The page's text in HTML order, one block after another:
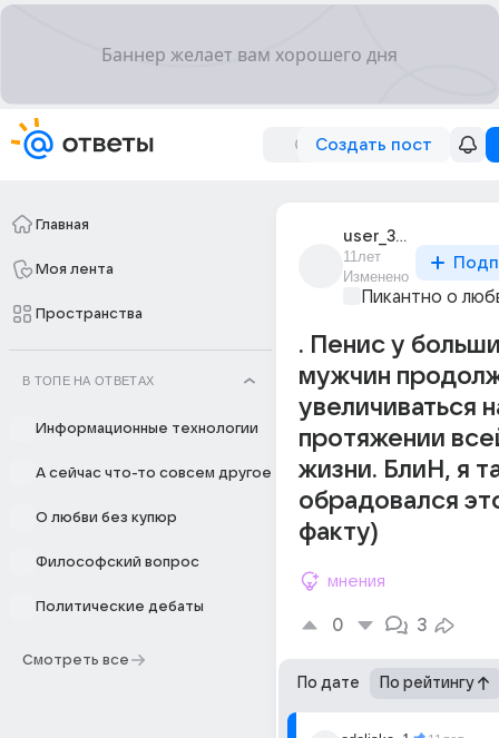
Создать пост
Главная
Моя лента
Пространства
В ТОПЕ НА ОТВЕТАХ
Информационные технологии
А сейчас что-то совсем другое
О любви без купюр
Философский вопрос
Политические дебаты
Смотреть все
user_32932909
11лет
Изменено
Пикантно о
. Пенис у
мужчин
увеличиваться
протяжении
жизни. БлиН, я
обрадовался
факту)
мнения
0 3
По дате По рейтингу